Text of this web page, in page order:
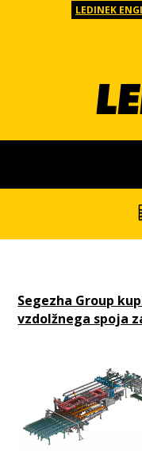
LEDINEK
Segezha Group
vzdolžnega spoja